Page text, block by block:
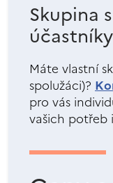
Skupina
účastníky
Máte vlastní
spolužáci)?
pro vás
vašich potřeb